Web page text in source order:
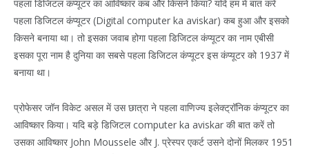
पहला डिजिटल कंप्यूटर का आविष्कार कब और किसने किया? यदि हम में बात करें
पहला डिजिटल कंप्यूटर (Digital computer ka aviskar) कब हुआ और इसको
किसने बनाया था। तो इसका जवाब होगा पहला डिजिटल कंप्यूटर का नाम एबीसी
इसका पूरा नाम है दुनिया का सबसे पहला डिजिटल कंप्यूटर इस कंप्यूटर को 1937 में
बनाया था।
प्रोफेसर जॉन विकेट असल में उस छात्रा ने पहला वाणिज्य इलेक्ट्रॉनिक कंप्यूटर का
आविष्कार किया। यदि बड़े डिजिटल computer ka aviskar की बात करें तो
उसका आविष्कार John Moussele और J. प्रेस्पर एकर्ट उसने दोनों मिलकर 1951